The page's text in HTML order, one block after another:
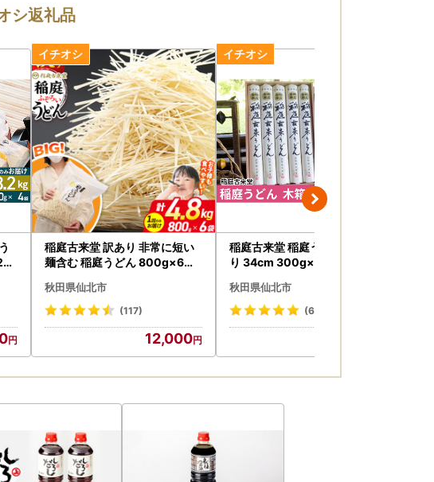
。
うご確認をお願いいたします。
ページ」をご用意しております。
XML形式） をダウンロード可能
金控除等に関する今後のお手続きのご案内」にてマイペー
プ（手続き方法、住所変更等）のお問い合わせ先】
シ返礼品
稲庭古来堂 訳あり 非常に短い
麺含む 稲庭うどん 800g×6袋
認定 稲庭古来うどん
秋田県仙北市
(117)
12,000
稲庭古来堂 稲庭うどん 木箱入
り 34cm 300g×10袋 計3kg 1
来うどん
秋田県仙北市
(6)